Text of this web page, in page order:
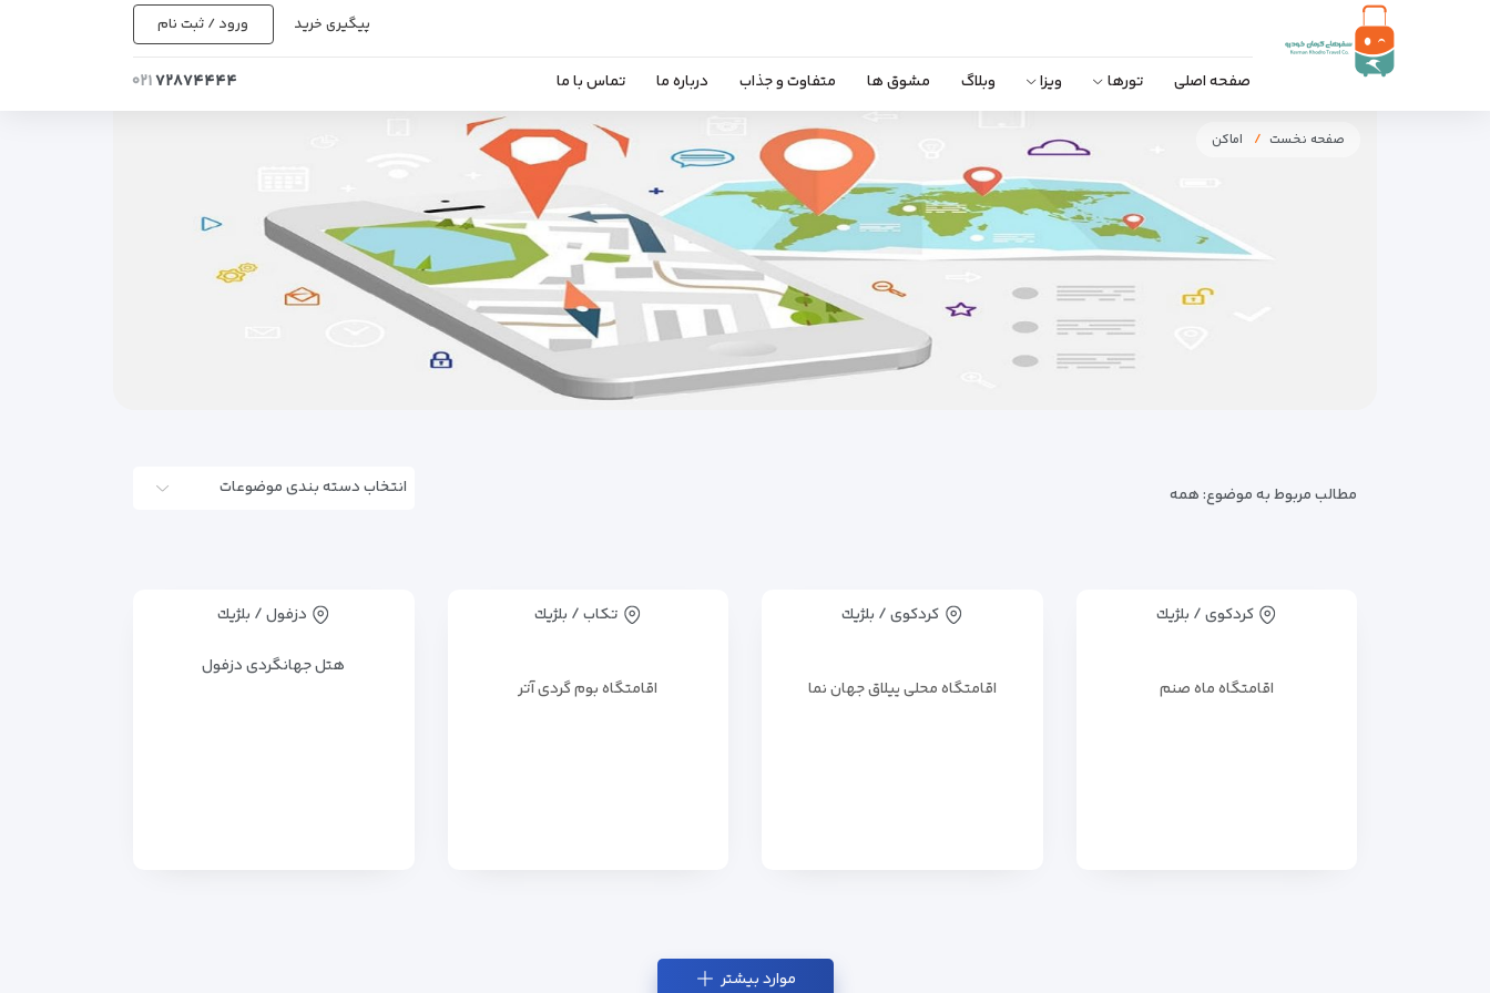
پیگیری خرید ورود / ثبت نام
صفحه اصلی تورها ویزا وبلاگ مشوق ها متفاوت و جذاب درباره ما تماس با ما ۷۲۸۷۴۴۴۴۰۲۱
صفحه نخست اماکن
مطالب مربوط به موضوع:همه انتخاب دسته بندی موضوعات
کردکوی / بلژيك
اقامتگاه ماه صنم
کردکوی / بلژيك
اقامتگاه محلی ییلاق جهان نما
تکاب / بلژيك
اقامتگاه بوم گردی آتر
دزفول / بلژيك
هتل جهانگردی دزفول
موارد بیشتر